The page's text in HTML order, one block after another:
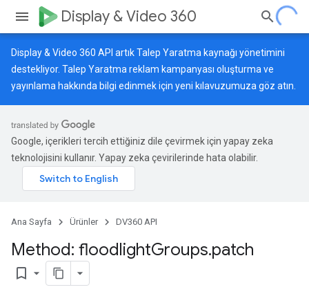
Display & Video 360
Display & Video 360 API artık Talep Yaratma kaynağı yönetimini
destekliyor. Talep Yaratma reklam kampanyası oluşturma ve
yayınlama hakkında bilgi edinmek için yeni kılavuzumuza göz atın.
Google, içerikleri tercih ettiğiniz dile çevirmek için yapay zeka
teknolojisini kullanır. Yapay zeka çevirilerinde hata olabilir.
Ana Sayfa Ürünler DV360 API
Method: floodlightGroups.patch
bookmark_border